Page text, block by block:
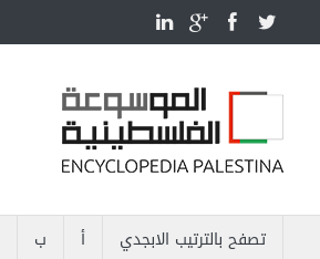
تصفح بالترتيب الابجدي أ ب